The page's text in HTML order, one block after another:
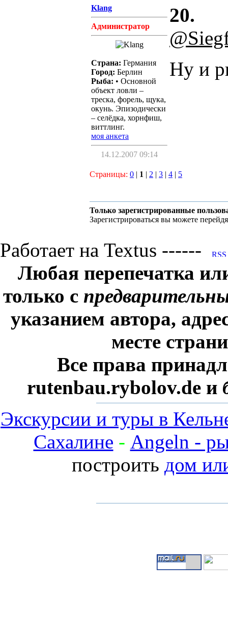
Klang
Администратор
Страна: Германия
Город: Берлин
Рыба: • Основной
объект ловли –
треска, форель, щука,
окунь. Эпизодически
– селёдка, хорнфиш,
виттлинг.
моя анкета
14.12.2007 09:14
20.
Ну и
Страницы: 0 | 1 | 2 | 3 | 4 | 5
Только зарегистрированные
Зарегистрироваться вы можете
Работает на Textus ------
Любая перепечатка
только с
указанием автора,
месте
Все права
rutenbau.rybolov.de и
Экскурсии и туры в
Сахалине - Angeln -
построить дом